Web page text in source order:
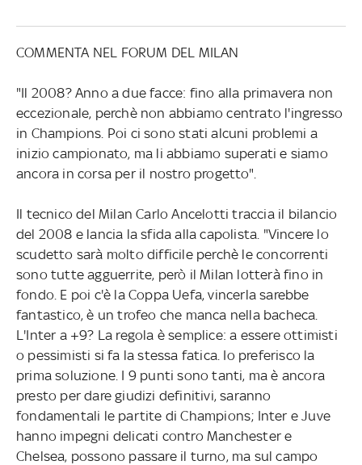
COMMENTA NEL FORUM DEL MILAN
"Il 2008? Anno a due facce: fino alla primavera non
eccezionale, perchè non abbiamo centrato l'ingresso
in Champions. Poi ci sono stati alcuni problemi a
inizio campionato, ma li abbiamo superati e siamo
ancora in corsa per il nostro progetto".
Il tecnico del Milan Carlo Ancelotti traccia il bilancio
del 2008 e lancia la sfida alla capolista. "Vincere lo
scudetto sarà molto difficile perchè le concorrenti
sono tutte agguerrite, però il Milan lotterà fino in
fondo. E poi c'è la Coppa Uefa, vincerla sarebbe
fantastico, è un trofeo che manca nella bacheca.
L'Inter a +9? La regola è semplice: a essere ottimisti
o pessimisti si fa la stessa fatica. Io preferisco la
prima soluzione. I 9 punti sono tanti, ma è ancora
presto per dare giudizi definitivi, saranno
fondamentali le partite di Champions; Inter e Juve
hanno impegni delicati contro Manchester e
Chelsea, possono passare il turno, ma sul campo